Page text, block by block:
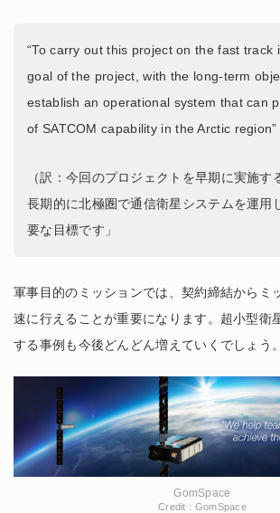
“To carry out this project on the fast track
goal of the project, with the long-term
establish an operational system that can
of SATCOM capability in the Arctic region”
（訳：今回のプロジェクトを早期に実施す
長期的に北極圏で通信衛星システムを運用
要な目標です」
軍事目的のミッションでは、契約締結からミ
速に行えることが重要になります。超小型衛
する事例も今後どんどん増えていくでしょう。
GomSpace
Credit : GomSpace